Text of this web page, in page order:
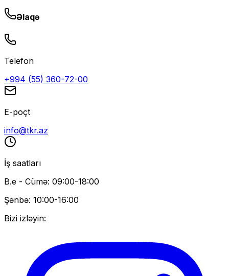
Əlaqə
Telefon
+994 (55) 360-72-00
E-poçt
info@tkr.az
İş saatları
B.e - Cümə: 09:00-18:00
Şənbə: 10:00-16:00
Bizi izləyin: